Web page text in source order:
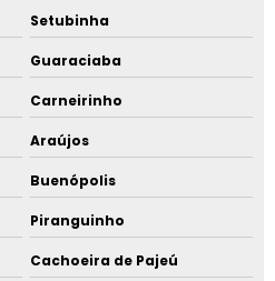
Setubinha
Guaraciaba
Carneirinho
Araújos
Buenópolis
Piranguinho
Cachoeira de Pajeú